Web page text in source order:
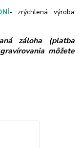
- zrýchlená výroba
záloha (platba
môžete